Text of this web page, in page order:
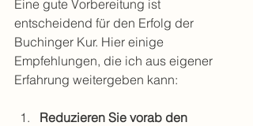
Eine gute Vorbereitung ist
entscheidend für den Erfolg der
Buchinger Kur. Hier einige
Empfehlungen, die ich aus eigener
Erfahrung weitergeben kann:
Reduzieren Sie vorab den